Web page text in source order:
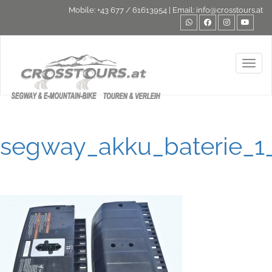
Mobile: +43 677 / 61613954 | Email: info@crosstours.at